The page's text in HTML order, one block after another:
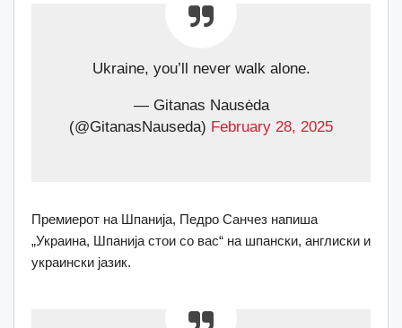
Ukraine, you’ll never walk alone.
— Gitanas Nausėda
(@GitanasNauseda) February 28, 2025
Премиерот на Шпанија, Педро Санчез напиша
„Украина, Шпанија стои со вас“ на шпански, англиски и
украински јазик.